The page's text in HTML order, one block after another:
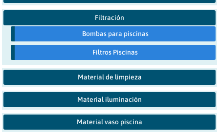
Filtración
Bombas para piscinas
Filtros Piscinas
Material de limpieza
Material iluminación
Material vaso piscina